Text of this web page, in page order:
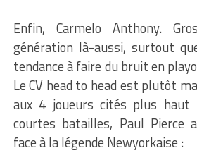
Enfin, Carmelo Anthony.
génération là-aussi, surtout
tendance à faire du bruit en
Le CV head to head est plutôt
aux 4 joueurs cités plus haut
courtes batailles, Paul Pierce
face à la légende Newyorkaise :